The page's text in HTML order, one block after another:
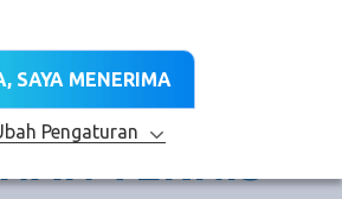
SAYA MENERIMA
Pengaturan